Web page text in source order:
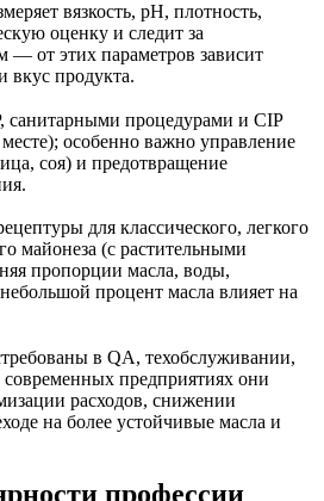
вязкость, pH, плотность,
оценку и следит за
от этих параметров зависит
вкус продукта.
санитарными процедурами и CIP
особенно важно управление
соя) и предотвращение
для классического, легкого
майонеза (с растительными
пропорции масла, воды,
процент масла влияет на
в QA, техобслуживании,
предприятиях они
расходов, снижении
на более устойчивые масла и
профессии